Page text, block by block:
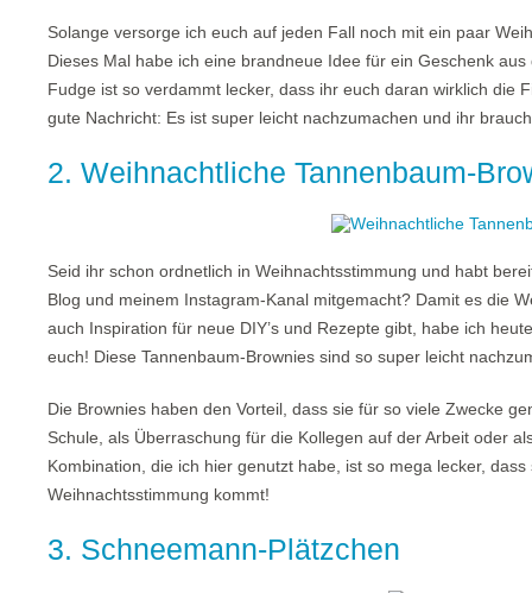
Solange versorge ich euch auf jeden Fall noch mit ein paar
Dieses Mal habe ich eine brandneue Idee für ein Geschenk
Fudge ist so verdammt lecker, dass ihr euch daran wirklich die
gute Nachricht: Es ist super leicht nachzumachen und ihr
2. Weihnachtliche Tannenbaum-
Seid ihr schon ordnetlich in Weihnachtsstimmung und habt
Blog und meinem Instagram-Kanal mitgemacht? Damit es die
auch Inspiration für neue DIY’s und Rezepte gibt, habe ich
euch! Diese Tannenbaum-Brownies sind so super leicht
Die Brownies haben den Vorteil, dass sie für so viele Zwecke
Schule, als Überraschung für die Kollegen auf der Arbeit oder
Kombination, die ich hier genutzt habe, ist so mega lecker,
Weihnachtsstimmung kommt!
3. Schneemann-Plätzchen